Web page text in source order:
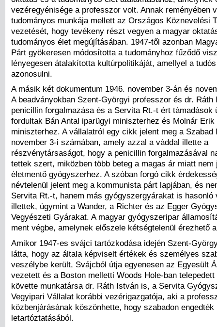
vezéregyénisége a professzor volt. Annak reményében
tudományos munkája mellett az Országos Köznevelési
vezetését, hogy tevékeny részt vegyen a magyar
tudományos élet megújításában. 1947-től azonban
Párt gyökeresen módosította a tudományhoz fűződő
lényegesen átalakította kultúrpolitikáját, amellyel a
azonosulni.
A másik két dokumentum 1946. november 3-án és
A beadványokban Szent-Györgyi professzor és dr. Ráth
penicillin forgalmazása és a Servita Rt.-t ért támadások
fordultak Bán Antal iparügyi miniszterhez és Molnár Erik
miniszterhez. A vállalatról egy cikk jelent meg a Szabad
november 3-i számában, amely azzal a váddal illette a
részvénytársaságot, hogy a penicillin forgalmazásával
tettek szert, miközben több beteg a magas ár miatt nem
életmentő gyógyszerhez. A szóban forgó cikk
névtelenül jelent meg a kommunista párt lapjában, és
Servita Rt.-t, hanem más gyógyszergyárakat is hasonló
illettek, úgymint a Wander, a Richter és az Egger
Vegyészeti Gyárakat. A magyar gyógyszeripar
ment végbe, amelynek előszele kétségtelenül érezhető
Amikor 1947-es svájci tartózkodása idején Szent-
látta, hogy az általa képviselt értékek és személyes
veszélybe került, Svájcból útja egyenesen az Egyesült
vezetett és a Boston melletti Woods Hole-ban
követte munkatársa dr. Ráth István is, a Servita
Vegyipari Vállalat korábbi vezérigazgatója, aki a
közbenjárásának köszönhette, hogy szabadon engedték
letartóztatásából.